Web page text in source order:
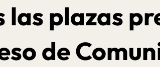
plazas
de